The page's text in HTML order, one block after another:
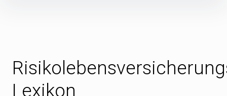
Lexikon